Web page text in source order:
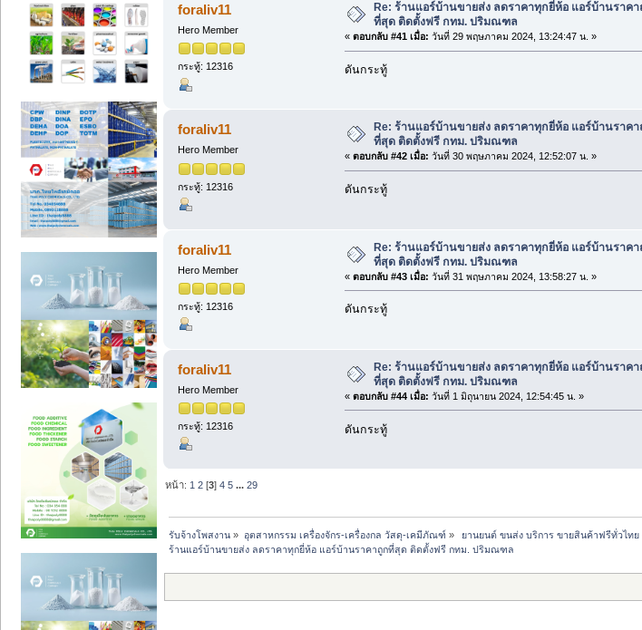
foraliv11
Hero Member
กระทู้: 12316
Re: ร้านแอร์บ้านขายส่ง ลดราคาทุกยี่ห้อ แอร์บ้านราคา
ที่สุด ติดตั้งฟรี กทม. ปริมณฑล
« ตอบกลับ #41 เมื่อ: วันที่ 29 พฤษภาคม 2024, 13:24:47 น. »
ดันกระทู้
foraliv11
Hero Member
กระทู้: 12316
Re: ร้านแอร์บ้านขายส่ง ลดราคาทุกยี่ห้อ แอร์บ้านราคา
ที่สุด ติดตั้งฟรี กทม. ปริมณฑล
« ตอบกลับ #42 เมื่อ: วันที่ 30 พฤษภาคม 2024, 12:52:07 น. »
ดันกระทู้
foraliv11
Hero Member
กระทู้: 12316
Re: ร้านแอร์บ้านขายส่ง ลดราคาทุกยี่ห้อ แอร์บ้านราคา
ที่สุด ติดตั้งฟรี กทม. ปริมณฑล
« ตอบกลับ #43 เมื่อ: วันที่ 31 พฤษภาคม 2024, 13:58:27 น. »
ดันกระทู้
foraliv11
Hero Member
กระทู้: 12316
Re: ร้านแอร์บ้านขายส่ง ลดราคาทุกยี่ห้อ แอร์บ้านราคา
ที่สุด ติดตั้งฟรี กทม. ปริมณฑล
« ตอบกลับ #44 เมื่อ: วันที่ 1 มิถุนายน 2024, 12:54:45 น. »
ดันกระทู้
หน้า: 1 2 [3]4 5 ...29
รับจ้างโพสงาน » อุตสาหกรรม เครื่องจักร-เครื่องกล วัสดุ-เคมีภัณฑ์ » ยานยนต์ ขนส่ง บริการ ขายสินค้าฟรีทั่วไทย
ร้านแอร์บ้านขายส่ง ลดราคาทุกยี่ห้อ แอร์บ้านราคาถูกที่สุด ติดตั้งฟรี กทม. ปริมณฑล